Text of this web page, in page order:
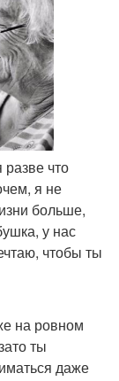
что
я не
больше,
у нас
чтобы ты
на ровном
ты
даже